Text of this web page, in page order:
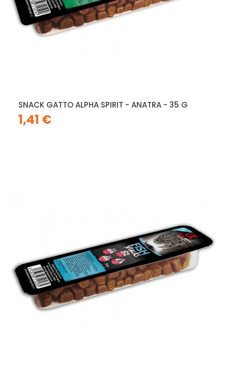
SNACK GATTO ALPHA SPIRIT - ANATRA - 35 G
1,41 €